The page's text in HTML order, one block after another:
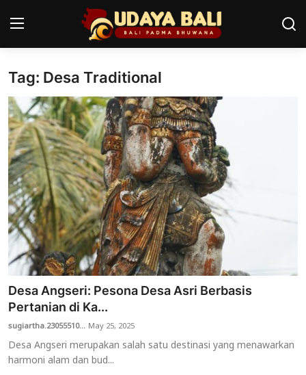
Home
Pura
Desa Adat
Tradisi
Kearifan lokal
Alam Bali
Seni
Kisah
Usadha
Indonesia
Tag: Desa Traditional
Desa Angseri: Pesona Desa Asri Berbasis
Pertanian di Ka...
sugiartha.23055510... May 25, 2025
Desa Angseri merupakan salah satu destinasi yang menawarkan
harmoni alam dan bud...